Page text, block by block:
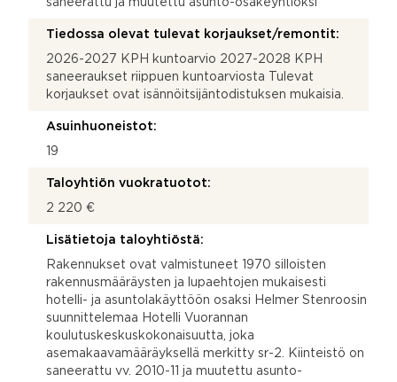
saneerattu ja muutettu asunto-osakeyhtiöksi
Tiedossa olevat tulevat korjaukset/remontit:
2026-2027 KPH kuntoarvio 2027-2028 KPH
saneeraukset riippuen kuntoarviosta Tulevat
korjaukset ovat isännöitsijäntodistuksen mukaisia.
Asuinhuoneistot:
19
Taloyhtiön vuokratuotot:
2 220 €
Lisätietoja taloyhtiöstä:
Rakennukset ovat valmistuneet 1970 silloisten
rakennusmääräysten ja lupaehtojen mukaisesti
hotelli- ja asuntolakäyttöön osaksi Helmer Stenroosin
suunnittelemaa Hotelli Vuorannan
koulutuskeskuskokonaisuutta, joka
asemakaavamääräyksellä merkitty sr-2. Kiinteistö on
saneerattu vv. 2010-11 ja muutettu asunto-